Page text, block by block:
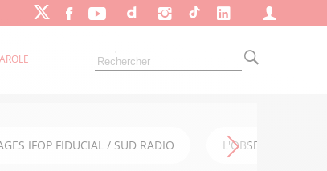
IFOP FIDUCIAL / SUD RADIO L'OBSERVATOIRE